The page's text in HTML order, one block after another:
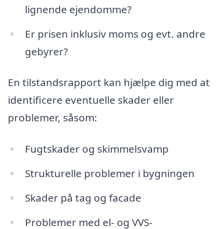
lignende ejendomme?
Er prisen inklusiv moms og evt. andre
gebyrer?
En tilstandsrapport kan hjælpe dig med at
identificere eventuelle skader eller
problemer, såsom:
Fugtskader og skimmelsvamp
Strukturelle problemer i bygningen
Skader på tag og facade
Problemer med el- og VVS-